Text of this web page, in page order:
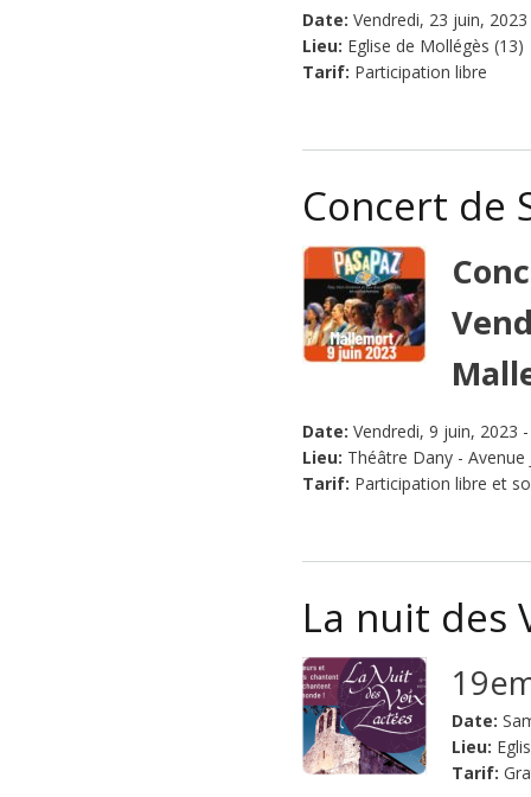
Date: Vendredi, 23 juin,
Lieu: Eglise de Mollégès (13)
Tarif: Participation libre
Concert de
Date: Vendredi, 9 juin, 2023
Lieu: Théâtre Dany -
Tarif: Participation libre et
La nuit des
Date:
Lieu:
Tarif: